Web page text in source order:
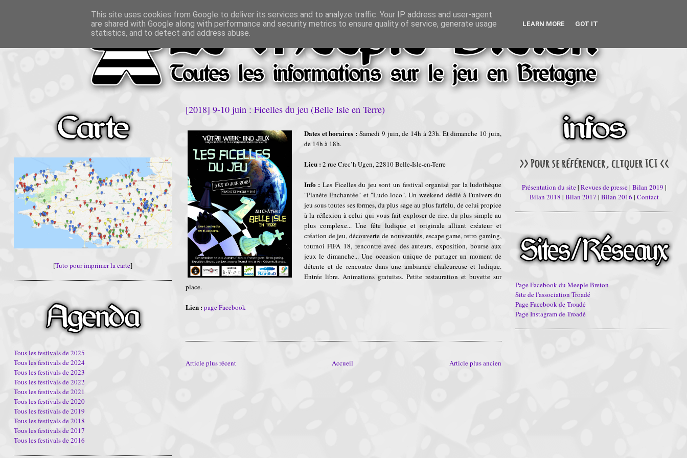
[Tuto pour imprimer la carte]
Tous les festivals de 2025
Tous les festivals de 2024
Tous les festivals de 2023
Tous les festivals de 2022
Tous les festivals de 2021
Tous les festivals de 2020
Tous les festivals de 2019
Tous les festivals de 2018
Tous les festivals de 2017
Tous les festivals de 2016
[2018] 9-10 juin : Ficelles du jeu (Belle Isle en Terre)
Dates et horaires : Samedi 9 juin, de 14h à 23h. Et dimanche 10 juin,
de 14h à 18h.
Lieu :2 rue Crec’h Ugen, 22810 Belle-Isle-en-Terre
Info : Les Ficelles du jeu sont un festival organisé par la ludothèque
"Planète Enchantée" et "Ludo-loco". Un weekend dédié à l'univers du
jeu sous toutes ses formes, du plus sage au plus farfelu, de celui propice
à la réflexion à celui qui vous fait exploser de rire, du plus simple au
plus complexe... Une fête ludique et originale alliant créateur et
création de jeu, découverte de nouveautés, escape game, retro gaming,
tournoi FIFA 18, rencontre avec des auteurs, exposition, bourse aux
jeux le dimanche... Une occasion unique de partager un moment de
détente et de rencontre dans une ambiance chaleureuse et ludique.
Entrée libre. Animations gratuites. Petite restauration et buvette sur
place.
Lien :page Facebook
Article plus récent Article plus ancien
Accueil
Présentation du site|Revues de presse|Bilan 2019 |
Bilan 2018 |Bilan 2017 |Bilan 2016 |Contact
Page Facebook du Meeple Breton
Site de l'association Troadé
Page Facebook de Troadé
Page Instagram de Troadé
This site uses cookies from Google to deliver its services and to analyze traffic. Your IP address and user-agent
are shared with Google along with performance and security metrics to ensure quality of service, generate usage
statistics, and to detect and address abuse.
LEARN MORE GOT IT